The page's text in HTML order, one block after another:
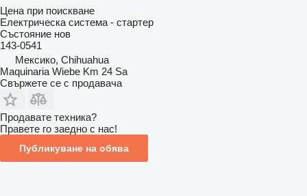
Цена при поискване
Електрическа система - стартер
Състояние нов
143-0541
Мексико, Chihuahua
Maquinaria Wiebe Km 24 Sa
Свържете се с продавача
Продавате техника?
Правете го заедно с нас!
Публикуване на обява